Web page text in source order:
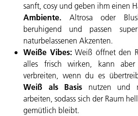
sanft, cosy und geben ihm einen
Ambiente. Altrosa oder
beruhigend und passen
naturbelassenen Akzenten.
Weiße Vibes: Weiß öffnet den
alles frisch wirken, kann
verbreiten, wenn du es
Weiß als Basis nutzen und
arbeiten, sodass sich der Raum
gemütlich bleibt.